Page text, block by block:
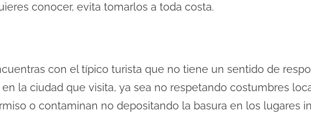
conocer, evita tomarlos a toda costa.
con el típico turista que no tiene un sentido de
la ciudad que visita, ya sea no respetando costumbres
o contaminan no depositando la basura en los lugares